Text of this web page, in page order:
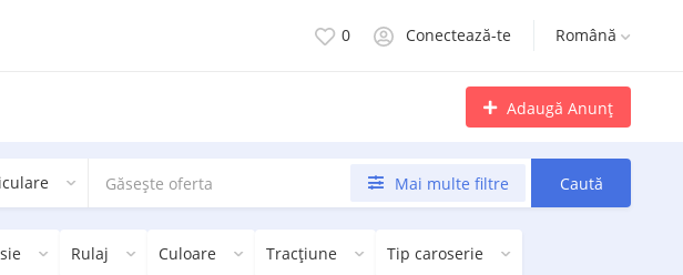
0 Conectează-te Română
Adaugă Anunț
Mai multe filtre Caută
Rulaj Culoare Tracțiune Tip caroserie